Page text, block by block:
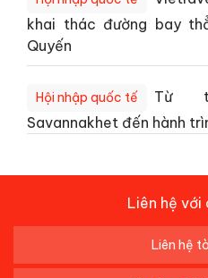
khai thác đường bay
Quyến
Hội nhập quốc tế
Từ
Savannakhet đến hành
Liên hệ với
Liên hệ